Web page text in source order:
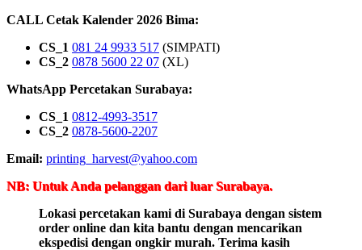
CALL Cetak Kalender 2026 Bima:
CS_1 081 24 9933 517 (SIMPATI)
CS_2 0878 5600 22 07 (XL)
WhatsApp Percetakan Surabaya:
CS_1 0812-4993-3517
CS_2 0878-5600-2207
Email: printing_harvest@yahoo.com
NB: Untuk Anda pelanggan dari luar Surabaya.
Lokasi percetakan kami di Surabaya dengan sistem
order online dan kita bantu dengan mencarikan
ekspedisi dengan ongkir murah. Terima kasih